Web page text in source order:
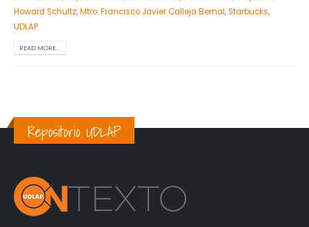
Howard Schultz,Mtro. Francisco Javier Calleja Bernal,Starbucks,
UDLAP
READ MORE...
Repositorio UDLAP